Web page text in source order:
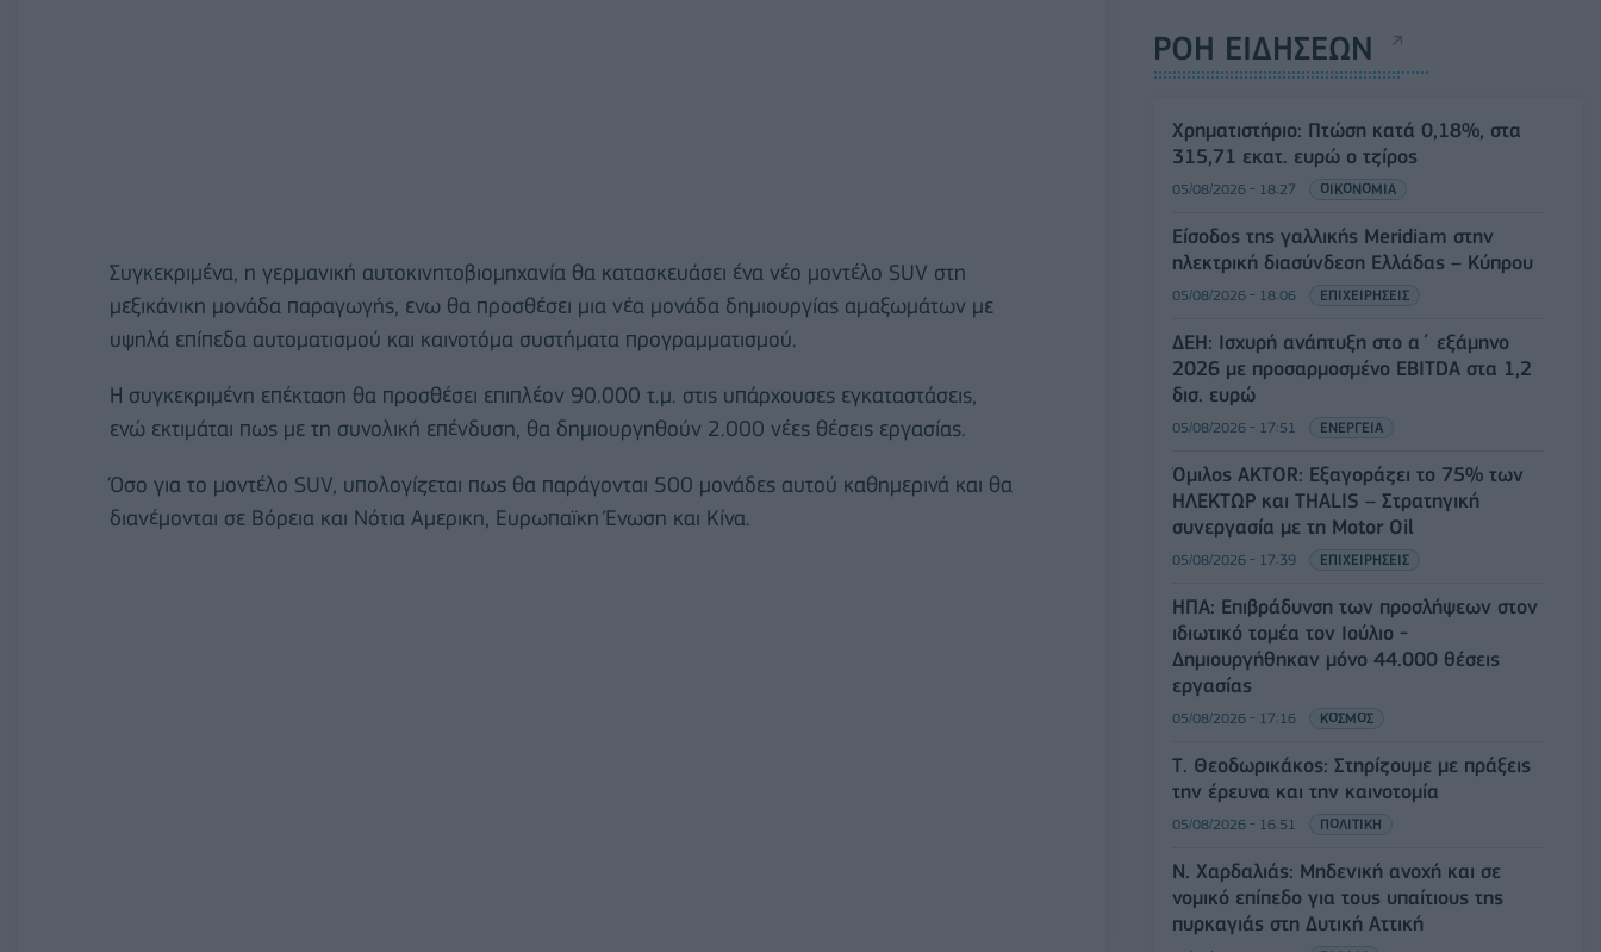
Συγκεκριμένα, η γερμανική αυτοκινητοβιομηχανία θα κατασκευάσει ένα νέο μοντέλο SUV στη
μεξικάνικη μονάδα παραγωγής, ενω θα προσθέσει μια νέα μονάδα δημιουργίας αμαξωμάτων με
υψηλά επίπεδα αυτοματισμού και καινοτόμα συστήματα προγραμματισμού.
Η συγκεκριμένη επέκταση θα προσθέσει επιπλέον 90.000 τ.μ. στις υπάρχουσες εγκαταστάσεις,
ενώ εκτιμάται πως με τη συνολική επένδυση, θα δημιουργηθούν 2.000 νέες θέσεις εργασίας.
Όσο για το μοντέλο SUV, υπολογίζεται πως θα παράγονται 500 μονάδες αυτού καθημερινά και θα
διανέμονται σε Βόρεια και Νότια Αμερικη, Ευρωπαϊκη Ένωση και Κίνα.
ΡΟΗ ΕΙΔΗΣΕΩΝ
Χρηματιστήριο: Πτώση κατά 0,18%, στα
315,71 εκατ. ευρώ ο τζίρος
05/08/2026 - 18:27 ΟΙΚΟΝΟΜΙΑ
Είσοδος της γαλλικής Meridiam στην
ηλεκτρική διασύνδεση Ελλάδας – Κύπρου
05/08/2026 - 18:06 ΕΠΙΧΕΙΡΗΣΕΙΣ
ΔΕΗ: Ισχυρή ανάπτυξη στο α΄ εξάμηνο
2026 με προσαρμοσμένο EBITDA στα 1,2
δισ. ευρώ
05/08/2026 - 17:51 ΕΝΕΡΓΕΙΑ
Όμιλος AKTOR: Εξαγοράζει το 75% των
ΗΛΕΚΤΩΡ και THALIS – Στρατηγική
συνεργασία με τη Motor Oil
05/08/2026 - 17:39 ΕΠΙΧΕΙΡΗΣΕΙΣ
ΗΠΑ: Επιβράδυνση των προσλήψεων στον
ιδιωτικό τομέα τον Ιούλιο -
Δημιουργήθηκαν μόνο 44.000 θέσεις
εργασίας
05/08/2026 - 17:16 ΚΟΣΜΟΣ
Τ. Θεοδωρικάκος: Στηρίζουμε με πράξεις
την έρευνα και την καινοτομία
05/08/2026 - 16:51 ΠΟΛΙΤΙΚΗ
Ν. Χαρδαλιάς: Μηδενική ανοχή και σε
νομικό επίπεδο για τους υπαίτιους της
πυρκαγιάς στη Δυτική Αττική